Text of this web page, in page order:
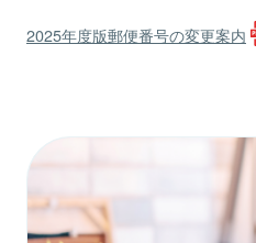
2025年度版郵便番号の変更案内